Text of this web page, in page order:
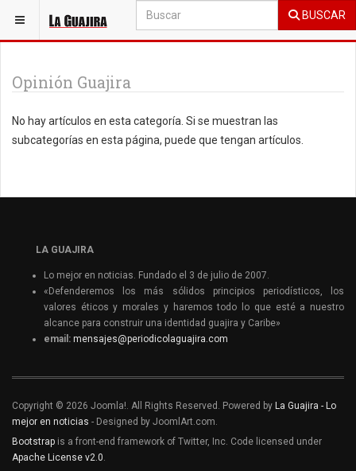
BUSCAR
ESTÁ AQUÍ: OPINIÓN
Opinión Guajira
No hay artículos en esta categoría. Si se muestran las
subcategorías en esta página, puede que tengan artículos.
LA GUAJIRA
Lo mejor en noticias. Fundado el 3 de julio de 2007.
«Defenderemos los más sólidos principios periodísticos, los
valores éticos y morales y haremos todo lo que esté a nuestro
alcance para construir una identidad guajira y Caribe»
email: mensajes@periodicolaguajira.com
Copyright © 2026 Joomla!. All Rights Reserved. Powered by La Guajira - Lo
mejor en noticias - Designed by JoomlArt.com.
Bootstrap is a front-end framework of Twitter, Inc. Code licensed under
Apache License v2.0.